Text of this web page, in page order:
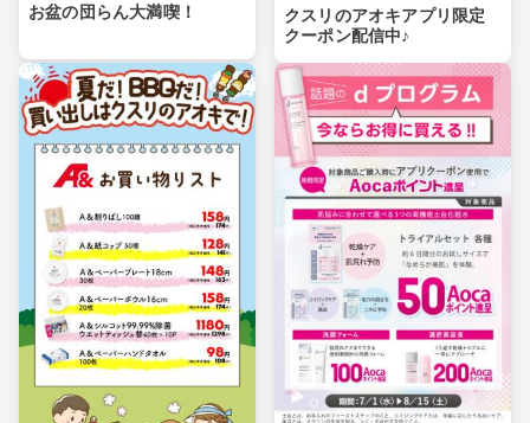
お盆の団らん大満喫！
クスリのアオキアプリ限定
クーポン配信中♪